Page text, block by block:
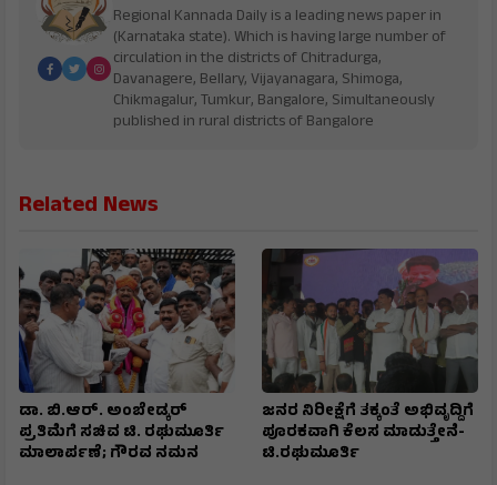
Regional Kannada Daily is a leading news paper in
(Karnataka state). Which is having large number of
circulation in the districts of Chitradurga,
Davanagere, Bellary, Vijayanagara, Shimoga,
Chikmagalur, Tumkur, Bangalore, Simultaneously
published in rural districts of Bangalore
Related News
ಡಾ. ಬಿ.ಆರ್. ಅಂಬೇಡ್ಕರ್
ಪ್ರತಿಮೆಗೆ ಸಚಿವ ಟಿ. ರಘುಮೂರ್ತಿ
ಮಾಲಾರ್ಪಣೆ; ಗೌರವ ನಮನ
ಜನರ ನಿರೀಕ್ಷೆಗೆ ತಕ್ಕಂತೆ ಅಭಿವೃದ್ದಿಗೆ
ಪೂರಕವಾಗಿ ಕೆಲಸ ಮಾಡುತ್ತೇನೆ-
ಟಿ.ರಘುಮೂರ್ತಿ